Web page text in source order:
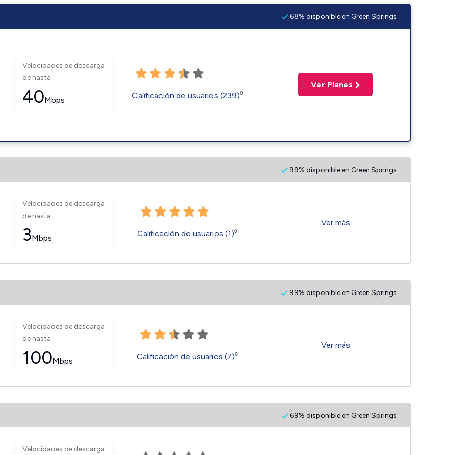
68% disponible en Green Springs
Velocidades de descarga
de hasta
40Mbps Calificación de usuarios (239)◊
Ver Planes
99% disponible en Green Springs
Velocidades de descarga
de hasta
3Mbps Calificación de usuarios (1)◊
Ver más
99% disponible en Green Springs
Velocidades de descarga
de hasta
100Mbps Calificación de usuarios (7)◊
Ver más
69% disponible en Green Springs
Velocidades de descarga